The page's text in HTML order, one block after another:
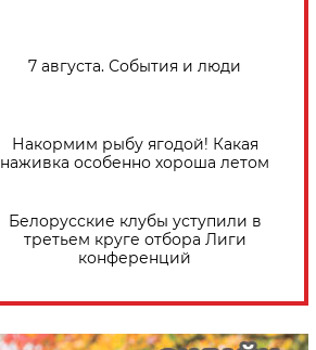
7 августа. События и люди
Накормим рыбу ягодой! Какая
наживка особенно хороша летом
Белорусские клубы уступили в
третьем круге отбора Лиги
конференций